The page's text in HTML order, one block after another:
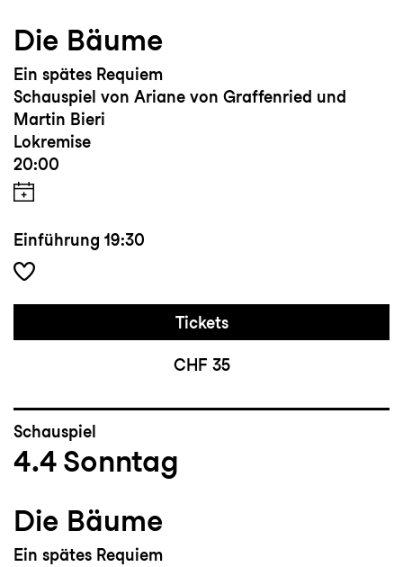
Die Bäume
Ein spätes Requiem
Schauspiel von Ariane von Graffenried und
Martin Bieri
Lokremise
20:00
Einführung 19:30
Tickets
CHF 35
Schauspiel
4.4 Sonntag
Die Bäume
Ein spätes Requiem